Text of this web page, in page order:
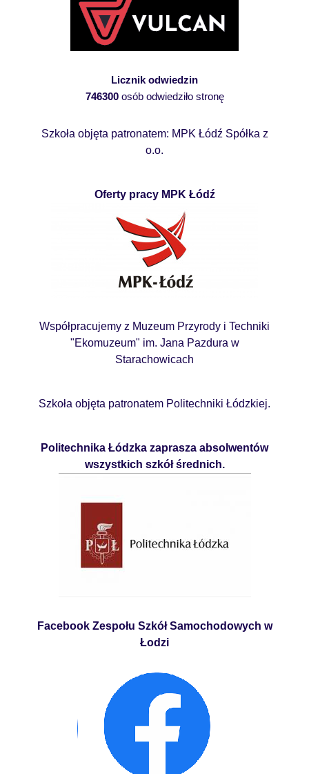
Licznik odwiedzin
746300osób odwiedziło stronę
Szkoła objęta patronatem: MPK Łódź Spółka z
o.o.
Oferty pracy MPK Łódź
Współpracujemy z Muzeum Przyrody i Techniki
"Ekomuzeum" im. Jana Pazdura w
Starachowicach
Szkoła objęta patronatem Politechniki Łódzkiej.
Politechnika Łódzka zaprasza absolwentów
wszystkich szkół średnich.
Facebook Zespołu Szkół Samochodowych w
Łodzi